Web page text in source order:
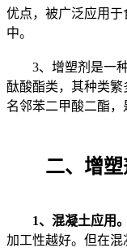
优点，被广泛应用
中。
3、增塑剂是一种
酞酸酯类，其种类
名邻苯二甲酸二酯，
二、增塑
1、混凝土应用。
加工性越好。但在